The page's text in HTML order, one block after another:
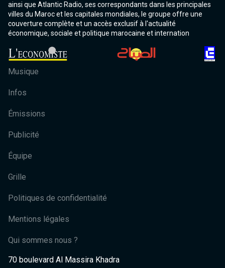
ainsi que Atlantic Radio, ses correspondants dans les principales
villes du Maroc et les capitales mondiales, le groupe offre une
couverture complète et un accès exclusif à l'actualité
économique, sociale et politique marocaine et internation
Musique
Infos
Émissions
Publicité
Équipe
Grille
Politiques de confidentialité
Mentions légales
Qui sommes nous ?
70 boulevard Al Massira Khadra